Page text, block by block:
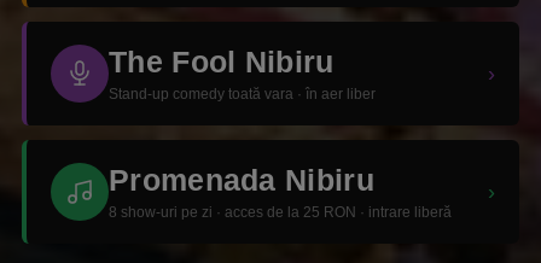
The Fool Nibiru
Stand-up comedy toată vara · în aer liber
›
Promenada Nibiru
8 show-uri pe zi · acces de la 25 RON · intrare liberă
›